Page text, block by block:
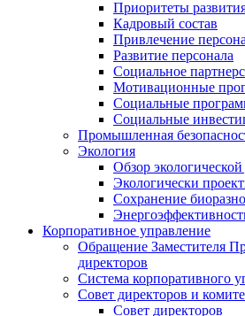
Приоритеты
Кадровый состав
Привлечение
Развитие персонала
Социальное
Мотивационные
Социальные
Социальные
Промышленная
Экология
Обзор экологической
Экологически
Сохранение
Корпоративное управление
Обращение Заместителя
директоров
Система корпоративного
Совет директоров и
Совет директоров